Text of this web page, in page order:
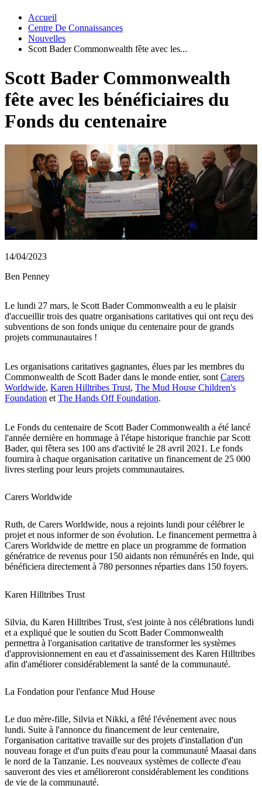
Accueil
Centre De Connaissances
Nouvelles
Scott Bader Commonwealth fête avec les...
Scott Bader Commonwealth
fête avec les bénéficiaires du
Fonds du centenaire
14/04/2023
Ben Penney
Le lundi 27 mars, le Scott Bader Commonwealth a eu le plaisir
d'accueillir trois des quatre organisations caritatives qui ont reçu des
subventions de son fonds unique du centenaire pour de grands
projets communautaires !
Les organisations caritatives gagnantes, élues par les membres du
Commonwealth de Scott Bader dans le monde entier, sont Carers
Worldwide, Karen Hilltribes Trust, The Mud House Children's
Foundation et The Hands Off Foundation.
Le Fonds du centenaire de Scott Bader Commonwealth a été lancé
l'année dernière en hommage à l'étape historique franchie par Scott
Bader, qui fêtera ses 100 ans d'activité le 28 avril 2021. Le fonds
fournira à chaque organisation caritative un financement de 25 000
livres sterling pour leurs projets communautaires.
Carers Worldwide
Ruth, de Carers Worldwide, nous a rejoints lundi pour célébrer le
projet et nous informer de son évolution. Le financement permettra à
Carers Worldwide de mettre en place un programme de formation
génératrice de revenus pour 150 aidants non rémunérés en Inde, qui
bénéficiera directement à 780 personnes réparties dans 150 foyers.
Karen Hilltribes Trust
Silvia, du Karen Hilltribes Trust, s'est jointe à nos célébrations lundi
et a expliqué que le soutien du Scott Bader Commonwealth
permettra à l'organisation caritative de transformer les systèmes
d'approvisionnement en eau et d'assainissement des Karen Hilltribes
afin d'améliorer considérablement la santé de la communauté.
La Fondation pour l'enfance Mud House
Le duo mère-fille, Silvia et Nikki, a fêté l'événement avec nous
lundi. Suite à l'annonce du financement de leur centenaire,
l'organisation caritative travaille sur des projets d'installation d'un
nouveau forage et d'un puits d'eau pour la communauté Maasai dans
le nord de la Tanzanie. Les nouveaux systèmes de collecte d'eau
sauveront des vies et amélioreront considérablement les conditions
de vie de la communauté.